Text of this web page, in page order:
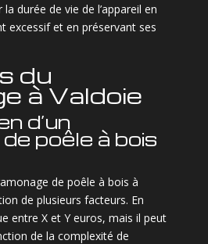
durée de vie de l’appareil en
excessif et en préservant ses
du
à Valdoie
d’un
poêle à bois
de poêle à bois à
de plusieurs facteurs. En
entre X et Y euros, mais il peut
de la complexité de